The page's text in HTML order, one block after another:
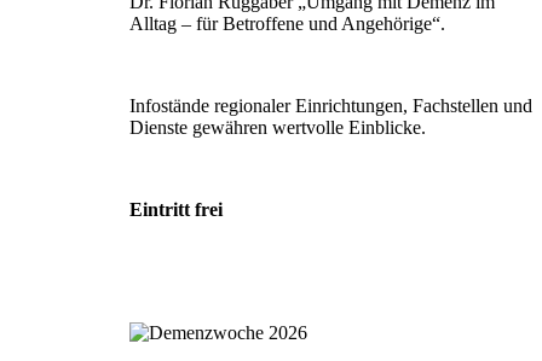
Alltag – für Betroffene und Angehörige“.
Infostände regionaler Einrichtungen, Fachstellen und
Dienste gewähren wertvolle Einblicke.
Eintritt frei